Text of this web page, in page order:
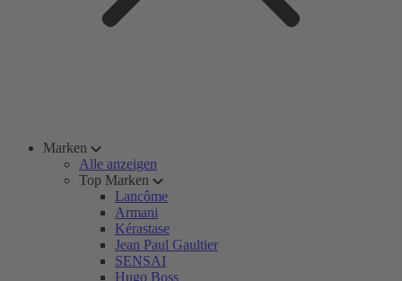
Marken
Alle anzeigen
Top Marken
Lancôme
Armani
Kérastase
Jean Paul Gaultier
SENSAI
Hugo Boss